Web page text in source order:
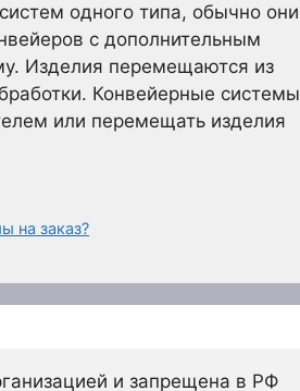
одного типа, обычно они
с дополнительным
Изделия перемещаются из
Конвейерные системы
или перемещать изделия
на заказ?
и запрещена в РФ